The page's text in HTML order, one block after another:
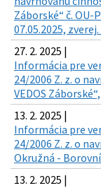
Záborské“ č. OU-
07.05.2025,
27. 2. 2025 |
Informácia pre
24/2006 Z. z. o
VEDOS
13. 2. 2025 |
Informácia pre
24/2006 Z. z. o
Okružná -
13. 2. 2025 |